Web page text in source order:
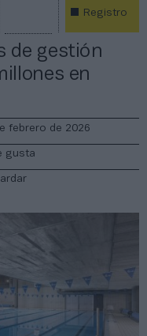
Registro
de gestión
en
febrero de 2026
gusta